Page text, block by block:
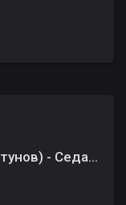
SEMMII (Кавер Юрий Шатунов) - Седая ночь